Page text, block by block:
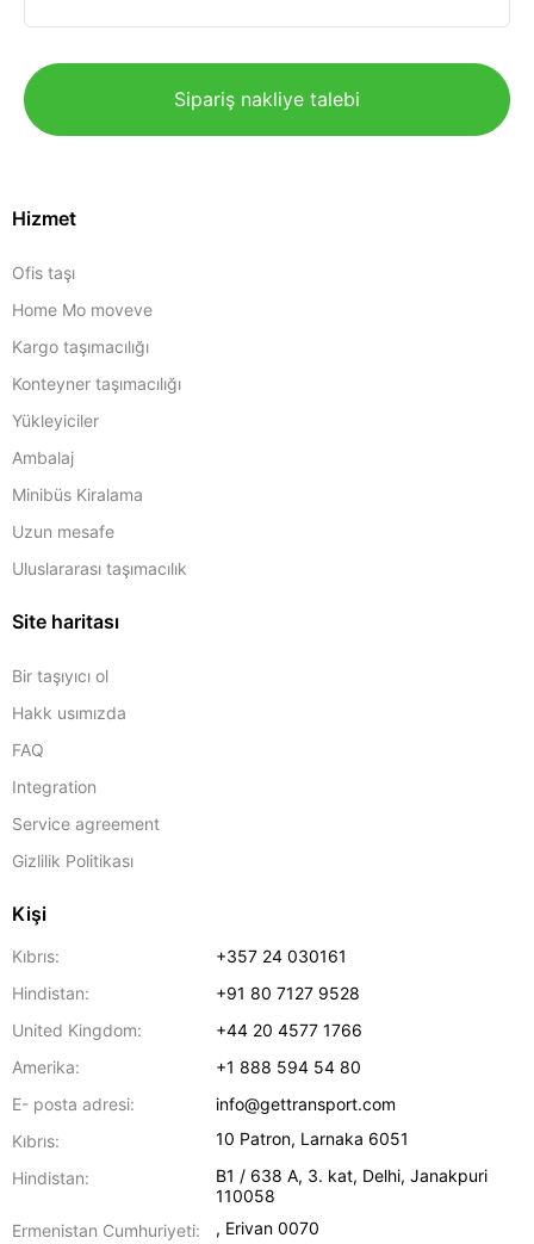
Sipariş nakliye talebi
Hizmet
Ofis taşı
Home Mo moveve
Kargo taşımacılığı
Konteyner taşımacılığı
Yükleyiciler
Ambalaj
Minibüs Kiralama
Uzun mesafe
Uluslararası taşımacılık
Site haritası
Bir taşıyıcı ol
Hakk usımızda
FAQ
Integration
Service agreement
Gizlilik Politikası
Kişi
Kıbrıs:
+357 24 030161
Hindistan:
+91 80 7127 9528
United Kingdom:
+44 20 4577 1766
Amerika:
+1 888 594 54 80
E- posta adresi:
info@gettransport.com
Kıbrıs:
10 Patron, Larnaka 6051
Hindistan:
B1 / 638 A, 3. kat, Delhi,Janakpuri
110058
Ermenistan Cumhuriyeti:
, Erivan 0070